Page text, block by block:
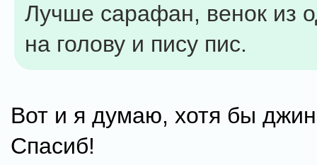
Лучше сарафан, венок из
на голову и пису пис.
Вот и я думаю, хотя бы
Спасиб!